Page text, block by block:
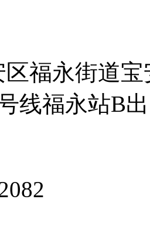
福永街道
线福永站B